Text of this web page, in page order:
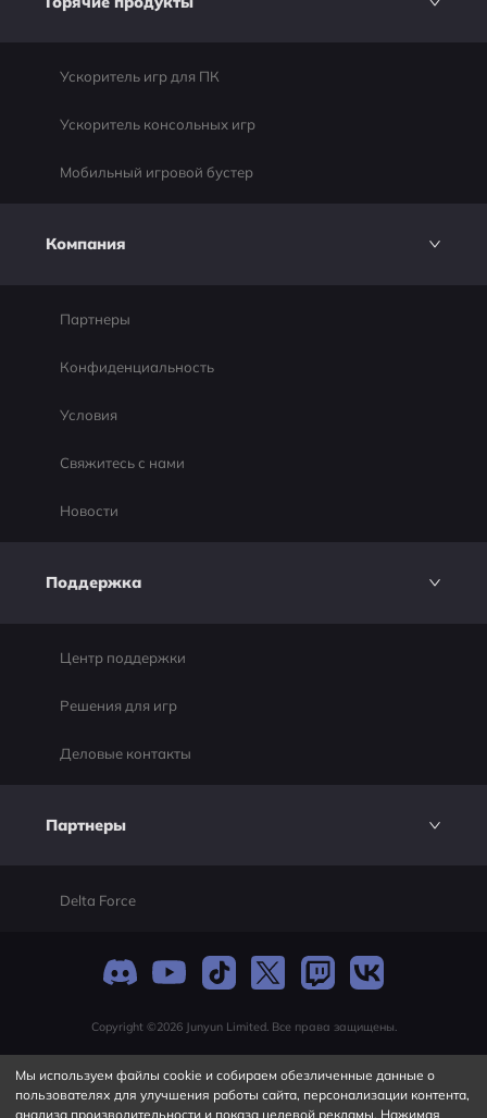
Ускоритель игр для ПК
Ускоритель консольных игр
Мобильный игровой бустер
Компания
Партнеры
Конфиденциальность
Условия
Свяжитесь с нами
Новости
Поддержка
Центр поддержки
Решения для игр
Деловые контакты
Партнеры
Delta Force
Copyright ©2026 Junyun Limited. Все права защищены.
Мы используем файлы cookie и собираем обезличенные данные о
пользователях для улучшения работы сайта, персонализации контента,
анализа производительности и показа целевой рекламы. Нажимая